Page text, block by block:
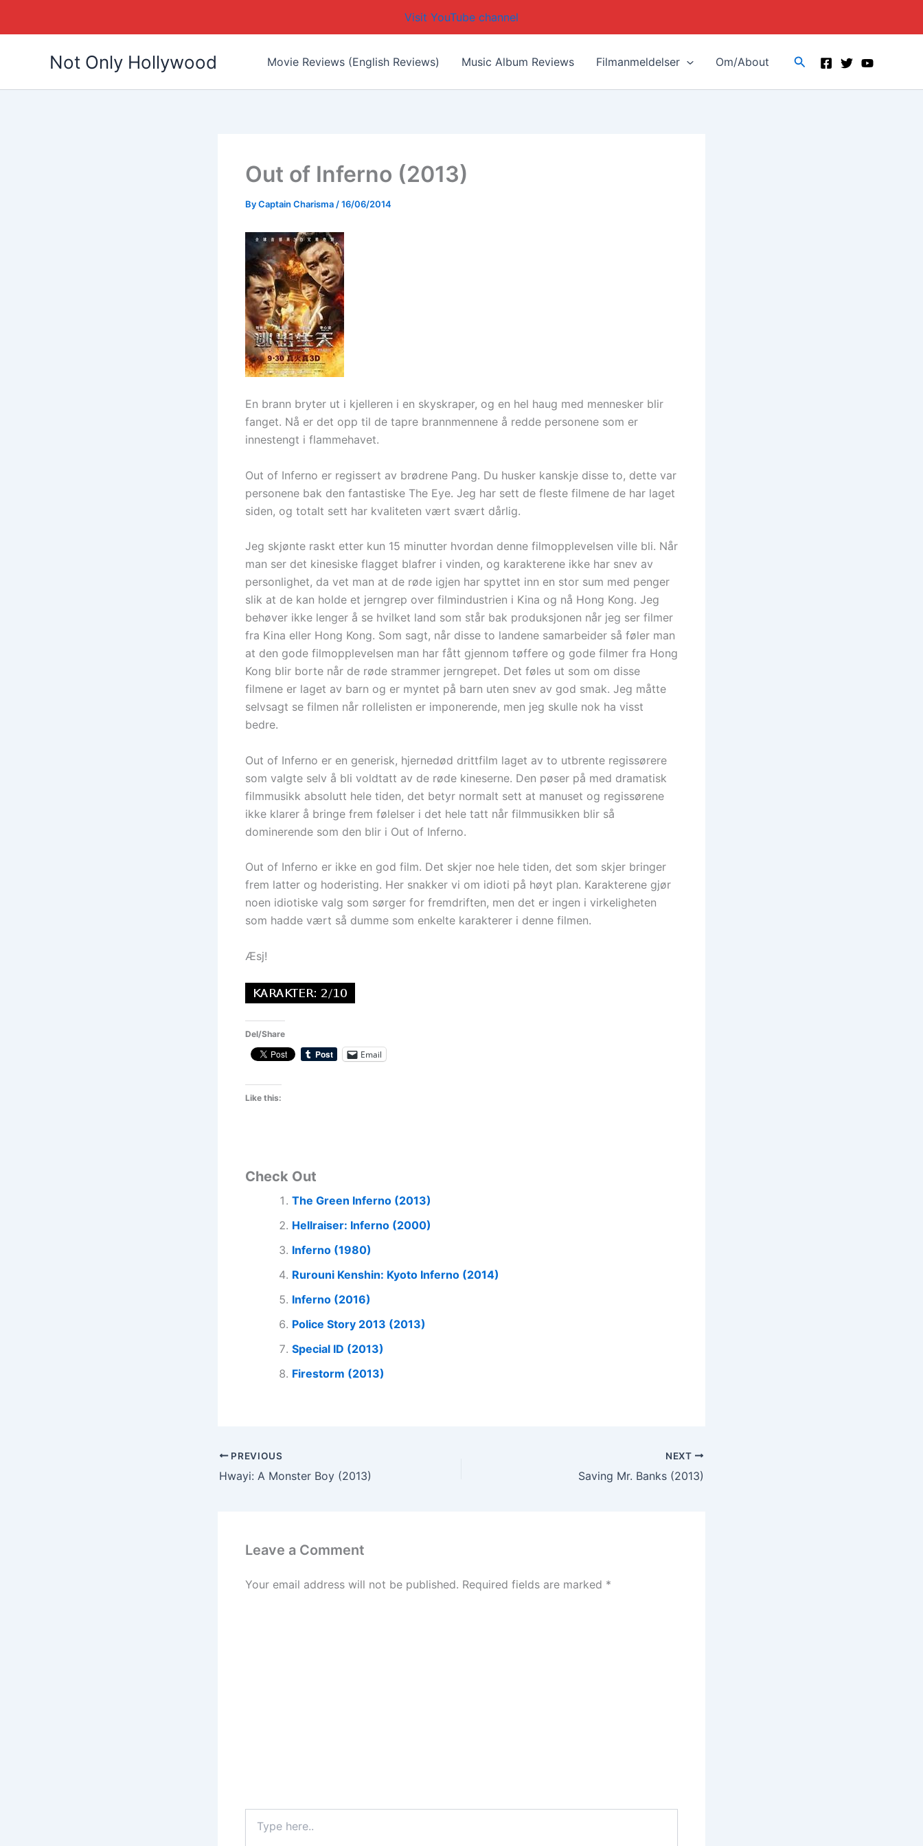
Visit YouTube channel
Not Only Hollywood Movie Reviews (English Reviews) Music Album Reviews Filmanmeldelser Om/About Search
Out of Inferno (2013)
ByCaptain Charisma/16/06/2014
En brann bryter ut i kjelleren i en skyskraper, og en hel haug med mennesker blir
fanget. Nå er det opp til de tapre brannmennene å redde personene som er
innestengt i flammehavet.
Out of Inferno er regissert av brødrene Pang. Du husker kanskje disse to, dette var
personene bak den fantastiske The Eye. Jeg har sett de fleste filmene de har laget
siden, og totalt sett har kvaliteten vært svært dårlig.
Jeg skjønte raskt etter kun 15 minutter hvordan denne filmopplevelsen ville bli. Når
man ser det kinesiske flagget blafrer i vinden, og karakterene ikke har snev av
personlighet, da vet man at de røde igjen har spyttet inn en stor sum med penger
slik at de kan holde et jerngrep over filmindustrien i Kina og nå Hong Kong. Jeg
behøver ikke lenger å se hvilket land som står bak produksjonen når jeg ser filmer
fra Kina eller Hong Kong. Som sagt, når disse to landene samarbeider så føler man
at den gode filmopplevelsen man har fått gjennom tøffere og gode filmer fra Hong
Kong blir borte når de røde strammer jerngrepet. Det føles ut som om disse
filmene er laget av barn og er myntet på barn uten snev av god smak. Jeg måtte
selvsagt se filmen når rollelisten er imponerende, men jeg skulle nok ha visst
bedre.
Out of Inferno er en generisk, hjernedød drittfilm laget av to utbrente regissørere
som valgte selv å bli voldtatt av de røde kineserne. Den pøser på med dramatisk
filmmusikk absolutt hele tiden, det betyr normalt sett at manuset og regissørene
ikke klarer å bringe frem følelser i det hele tatt når filmmusikken blir så
dominerende som den blir i Out of Inferno.
Out of Inferno er ikke en god film. Det skjer noe hele tiden, det som skjer bringer
frem latter og hoderisting. Her snakker vi om idioti på høyt plan. Karakterene gjør
noen idiotiske valg som sørger for fremdriften, men det er ingen i virkeligheten
som hadde vært så dumme som enkelte karakterer i denne filmen.
Æsj!
Del/Share
Email
Like this:
Check Out
The Green Inferno (2013)
Hellraiser: Inferno (2000)
Inferno (1980)
Rurouni Kenshin: Kyoto Inferno (2014)
Inferno (2016)
Police Story 2013 (2013)
Special ID (2013)
Firestorm (2013)
PREVIOUS
Hwayi: A Monster Boy (2013)
NEXT
Saving Mr. Banks (2013)
Leave a Comment
Your email address will not be published. Required fields are marked *
here..